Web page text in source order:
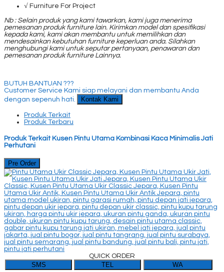
√ Furniture For Project
Nb : Selain produk yang kami tawarkan, kami juga menerima
pemesanan produk furniture lain. Kirimkan model dan spesifikasi
kepada kami, kami akan membantu untuk memilihkan dan
mendesainkan kebutuhan furniture keperluan anda. Silahkan
menghubungi kami untuk seputar pertanyaan, penawaran dan
pemesanan produk furniture Lainnya.
BUTUH BANTUAN ???
Customer Service Kami siap melayani dan membantu Anda
dengan sepenuh hati.
Kontak Kami
Produk Terkait
Produk Terbaru
Produk Terkait Kusen Pintu Utama Kombinasi Kaca Minimalis Jati
Perhutani
Pre Order
QUICK ORDER
SMS TEL WA